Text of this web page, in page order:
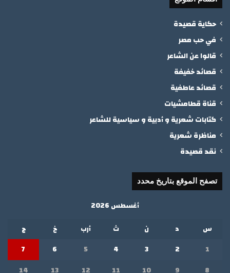
حكاية قصيدة
في حب مصر
قالوا عن الشاعر
قصائد خفيفة
قصائد عاطفية
قناة قطامشيات
كتابات شعرية و أدبية و سياسية للشاعر
مناظرة شعرية
نقد قصيدة
تصفح الموقع بتاريخ محدد
أغسطس 2026
س
د ن ث أرب خ
ج
1
2
3
4
5
6
7
8
9
10
11
12
13
14